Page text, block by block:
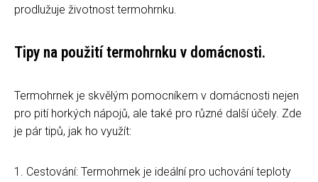
prodlužuje životnost termohrnku.
Tipy na použití termohrnku v domácnosti.
Termohrnek je skvělým pomocníkem v domácnosti nejen
pro pití horkých nápojů, ale také pro různé další účely. Zde
je pár tipů, jak ho využít:
1. Cestování: Termohrnek je ideální pro uchování teploty